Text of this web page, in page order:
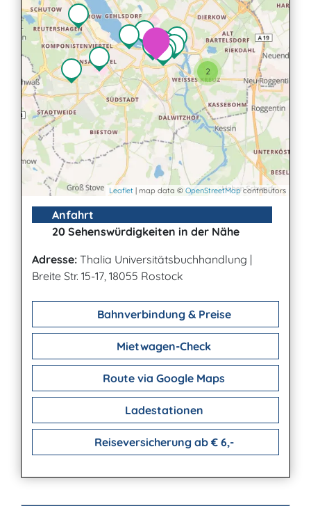
2
Leaflet | map data © OpenStreetMapcontributors
Anfahrt
20 Sehenswürdigkeiten in der Nähe
Adresse: Thalia Universitätsbuchhandlung |
Breite Str. 15-17, 18055 Rostock
Bahnverbindung & Preise
Mietwagen-Check
Route via Google Maps
Ladestationen
Reiseversicherung ab € 6,-